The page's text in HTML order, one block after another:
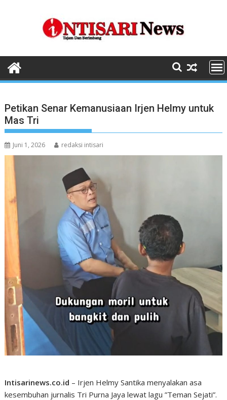
Petikan Senar Kemanusiaan Irjen Helmy untuk
Mas Tri
Juni 1, 2026 redaksi intisari
Intisarinews.co.id – Irjen Helmy Santika menyalakan asa
kesembuhan jurnalis Tri Purna Jaya lewat lagu ”Teman Sejati”.